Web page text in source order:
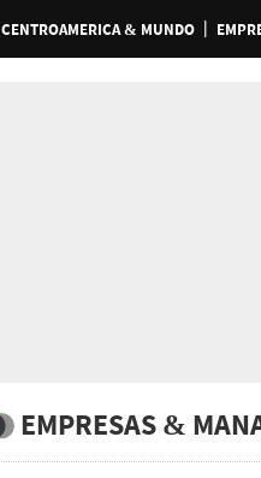
CENTROAMERICA & MUNDO
EMPRESAS &